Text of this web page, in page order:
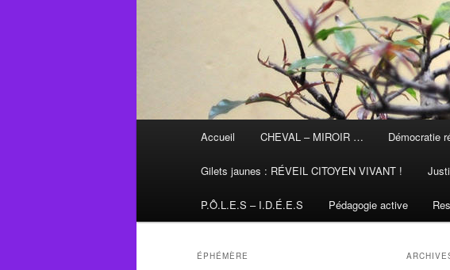
Accueil CHEVAL – MIROIR … Démocratie
Gilets jaunes : RÉVEIL CITOYEN VIVANT !
P.Ô.L.E.S – I.D.É.E.S Pédagogie active
ÉPHÉMÈRE